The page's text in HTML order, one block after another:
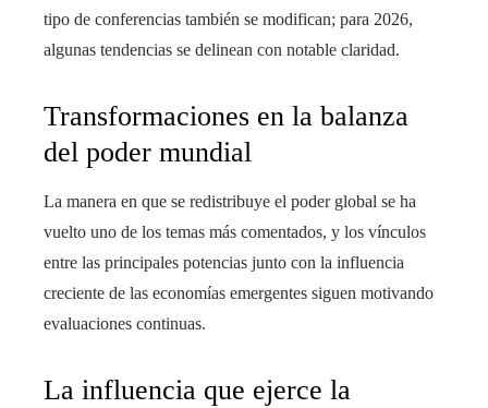
tipo de conferencias también se modifican; para 2026,
algunas tendencias se delinean con notable claridad.
Transformaciones en la balanza
del poder mundial
La manera en que se redistribuye el poder global se ha
vuelto uno de los temas más comentados, y los vínculos
entre las principales potencias junto con la influencia
creciente de las economías emergentes siguen motivando
evaluaciones continuas.
La influencia que ejerce la